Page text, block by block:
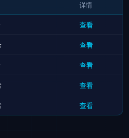
详情
查看
查看
查看
查看
查看